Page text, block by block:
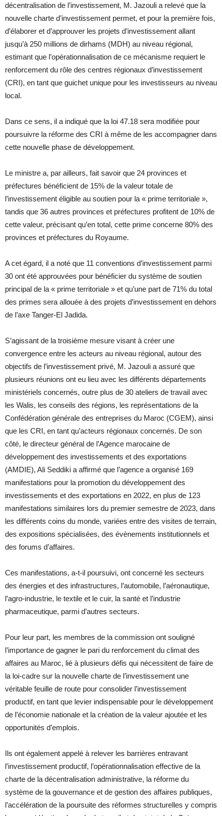
décentralisation de l’investissement, M. Jazouli a relevé que la
nouvelle charte d’investissement permet, et pour la première fois,
d’élaborer et d’approuver les projets d’investissement allant
jusqu’à 250 millions de dirhams (MDH) au niveau régional,
estimant que l’opérationnalisation de ce mécanisme requiert le
renforcement du rôle des centres régionaux d’investissement
(CRI), en tant que guichet unique pour les investisseurs au niveau
local.
Dans ce sens, il a indiqué que la loi 47.18 sera modifiée pour
poursuivre la réforme des CRI à même de les accompagner dans
cette nouvelle phase de développement.
Le ministre a, par ailleurs, fait savoir que 24 provinces et
préfectures bénéficient de 15% de la valeur totale de
l’investissement éligible au soutien pour la « prime territoriale »,
tandis que 36 autres provinces et préfectures profitent de 10% de
cette valeur, précisant qu’en total, cette prime concerne 80% des
provinces et préfectures du Royaume.
A cet égard, il a noté que 11 conventions d’investissement parmi
30 ont été approuvées pour bénéficier du système de soutien
principal de la « prime territoriale » et qu’une part de 71% du total
des primes sera allouée à des projets d’investissement en dehors
de l’axe Tanger-El Jadida.
S’agissant de la troisième mesure visant à créer une
convergence entre les acteurs au niveau régional, autour des
objectifs de l’investissement privé, M. Jazouli a assuré que
plusieurs réunions ont eu lieu avec les différents départements
ministériels concernés, outre plus de 30 ateliers de travail avec
les Walis, les conseils des régions, les représentations de la
Confédération générale des entreprises du Maroc (CGEM), ainsi
que les CRI, en tant qu’acteurs régionaux concernés. De son
côté, le directeur général de l’Agence marocaine de
développement des investissements et des exportations
(AMDIE), Ali Seddiki a affirmé que l’agence a organisé 169
manifestations pour la promotion du développement des
investissements et des exportations en 2022, en plus de 123
manifestations similaires lors du premier semestre de 2023, dans
les différents coins du monde, variées entre des visites de terrain,
des expositions spécialisées, des évènements institutionnels et
des forums d’affaires.
Ces manifestations, a-t-il poursuivi, ont concerné les secteurs
des énergies et des infrastructures, l’automobile, l’aéronautique,
l’agro-industrie, le textile et le cuir, la santé et l’industrie
pharmaceutique, parmi d’autres secteurs.
Pour leur part, les membres de la commission ont souligné
l’importance de gagner le pari du renforcement du climat des
affaires au Maroc, lié à plusieurs défis qui nécessitent de faire de
la loi-cadre sur la nouvelle charte de l’investissement une
véritable feuille de route pour consolider l’investissement
productif, en tant que levier indispensable pour le développement
de l’économie nationale et la création de la valeur ajoutée et les
opportunités d’emplois.
Ils ont également appelé à relever les barrières entravant
l’investissement productif, l’opérationnalisation effective de la
charte de la décentralisation administrative, la réforme du
système de la gouvernance et de gestion des affaires publiques,
l’accélération de la poursuite des réformes structurelles y compris